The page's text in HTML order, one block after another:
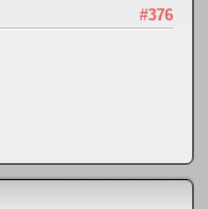
#376